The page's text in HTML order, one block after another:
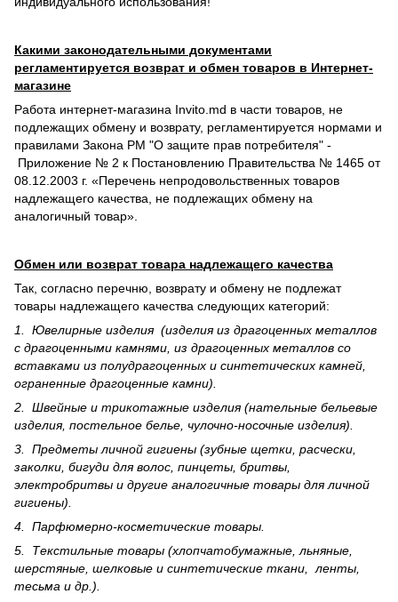
Какими законодательными документами
регламентируется возврат и обмен товаров в Интернет-
магазине
Работа интернет-магазина Invito.md в части товаров, не
подлежащих обмену и возврату, регламентируется нормами и
правилами Закона РМ "О защите прав потребителя" -
Приложение № 2 к Постановлению Правительства № 1465 от
08.12.2003 г. «Перечень непродовольственных товаров
надлежащего качества, не подлежащих обмену на
аналогичный товар».
Обмен или возврат товара надлежащего качества
Так, согласно перечню, возврату и обмену не подлежат
товары надлежащего качества следующих категорий:
1. Ювелирные изделия (изделия из драгоценных металлов
с драгоценными камнями, из драгоценных металлов со
вставками из полудрагоценных и синте­тических камней,
ограненные драгоценные камни).
2. Швейные и трикотажные изделия (нательные бельевые
изделия, постельное белье, чулочно-носочные изделия).
3. Предметы личной гигиены (зубные щетки, расчески,
заколки, бигуди для волос, пинцеты, бритвы,
электробритвы и другие аналогичные товары для личной
гигиены).
4. Парфюмерно-косметические товары.
5. Текстильные товары (хлопчатобумажные, льняные,
шерс­тя­ные, шелковые и синтетические ткани, ленты,
тесьма и др.).